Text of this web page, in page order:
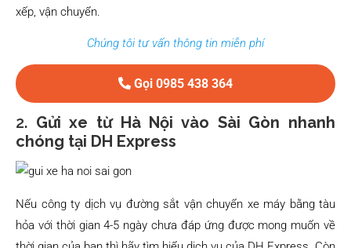
xếp, vận chuyển.
Chúng tôi tư vấn thông tin miễn phí
Gọi 0985 438 364
2. Gửi xe từ Hà Nội vào Sài Gòn nhanh
chóng tại DH Express
Nếu công ty dịch vụ đường sắt vận chuyển xe máy bằng tàu
hỏa với thời gian 4-5 ngày chưa đáp ứng được mong muốn về